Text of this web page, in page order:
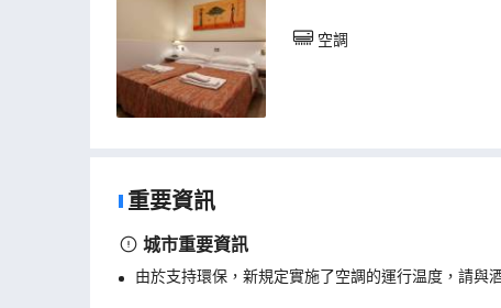
空調
重要資訊
城市重要資訊
由於支持環保，新規定實施了空調的運行温度，請與